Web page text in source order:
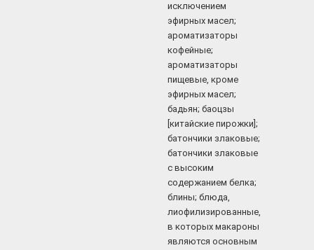
исключением
эфирных масел;
ароматизаторы
кофейные;
ароматизаторы
пищевые, кроме
эфирных масел;
бадьян; баоцзы
[китайские пирожки];
батончики злаковые;
батончики злаковые
с высоким
содержанием белка;
блины; блюда,
лиофилизированные,
в которых макароны
являются основным